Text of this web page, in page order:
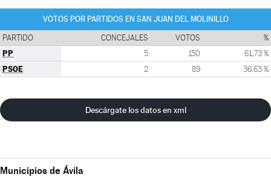
VOTOS POR PARTIDOS EN SAN JUAN DEL MOLINILLO
PARTIDO CONCEJALES VOTOS %
PP 5 150 61,73 %
PSOE 2 89 36,63 %
Descárgate los datos en xml
Municipios de Ávila